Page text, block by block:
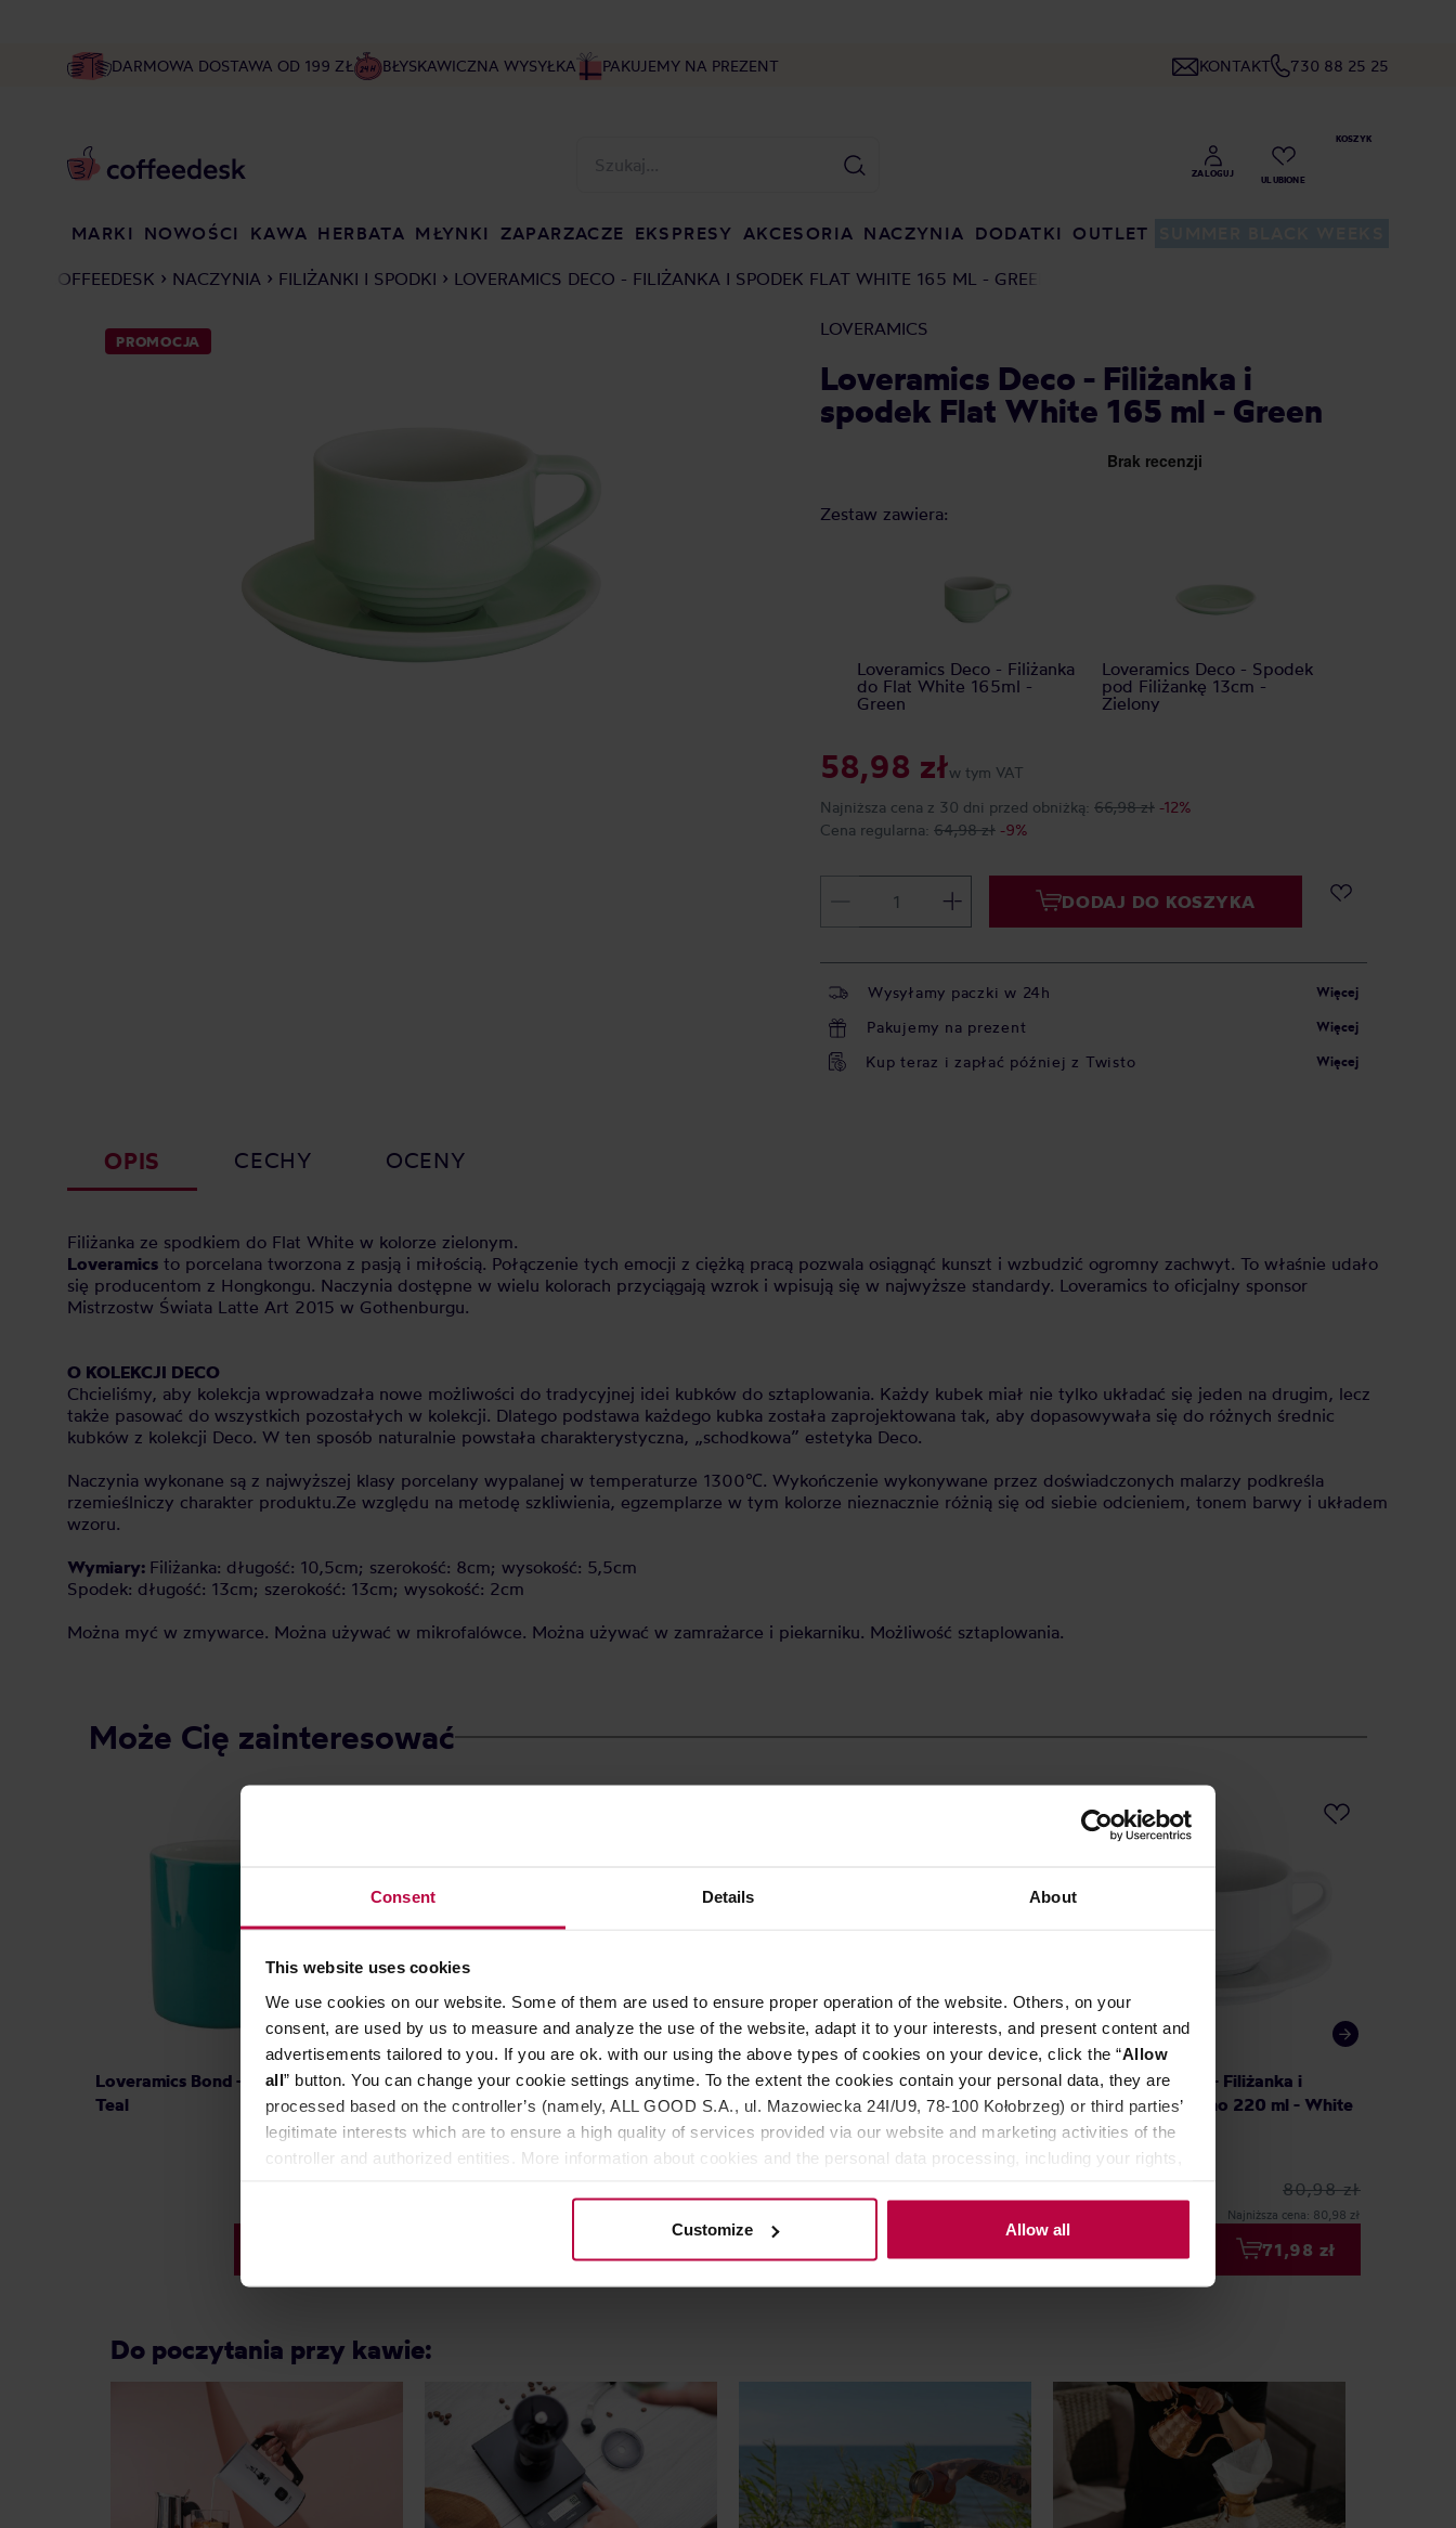
Consent Details About
This website uses cookies
We use cookies on our website. Some of them are used to ensure proper operation of the website. Others, on your
consent, are used by us to measure and analyze the use of the website, adapt it to your interests, and present content and
advertisements tailored to you. If you are ok. with our using the above types of cookies on your device, click the “Allow
all” button. You can change your cookie settings anytime. To the extent the cookies contain your personal data, they are
processed based on the controller’s (namely, ALL GOOD S.A., ul. Mazowiecka 24I/U9, 78-100 Kołobrzeg) or third parties’
legitimate interests which are to ensure a high quality of services provided via our website and marketing activities of the
controller and authorized entities. More information about cookies and the personal data processing, including your rights,
Customize Allow all
DARMOWA DOSTAWA OD 199 ZŁ BŁYSKAWICZNA WYSYŁKA PAKUJEMY NA PREZENT KONTAKT 730 88 25 25
MARKI NOWOŚCI KAWA HERBATA MŁYNKI ZAPARZACZE EKSPRESY AKCESORIA NACZYNIA DODATKI OUTLET
COFFEEDESK NACZYNIA FILIŻANKI I SPODKI LOVERAMICS DECO - FILIŻANKA I SPODEK FLAT WHITE 165 ML - GREEN
PROMOCJA
LOVERAMICS
Loveramics Deco - Filiżanka i
spodek Flat White 165 ml - Green
Zestaw zawiera:
Loveramics Deco - Filiżanka
do Flat White 165ml -
Green
Loveramics Deco - Spodek
pod Filiżankę 13cm -
Zielony
58,98 złw tym VAT
Najniższa cena z 30 dni przed obniżką: 66,98 zł -12%
Cena regularna: 64,98 zł -9%
DODAJ DO KOSZYKA
Wysyłamy paczki w 24h Więcej
Pakujemy na prezent Więcej
Kup teraz i zapłać później z Twisto Więcej
OPIS CECHY OCENY
Filiżanka ze spodkiem do Flat White w kolorze zielonym.
Loveramics to porcelana tworzona z pasją i miłością. Połączenie tych emocji z ciężką pracą pozwala osiągnąć kunszt i wzbudzić ogromny zachwyt. To właśnie udało
się producentom z Hongkongu. Naczynia dostępne w wielu kolorach przyciągają wzrok i wpisują się w najwyższe standardy. Loveramics to oficjalny sponsor
Mistrzostw Świata Latte Art 2015 w Gothenburgu.
O KOLEKCJI DECO
Chcieliśmy, aby kolekcja wprowadzała nowe możliwości do tradycyjnej idei kubków do sztaplowania. Każdy kubek miał nie tylko układać się jeden na drugim, lecz
także pasować do wszystkich pozostałych w kolekcji. Dlatego podstawa każdego kubka została zaprojektowana tak, aby dopasowywała się do różnych średnic
kubków z kolekcji Deco. W ten sposób naturalnie powstała charakterystyczna, „schodkowa” estetyka Deco.
Naczynia wykonane są z najwyższej klasy porcelany wypalanej w temperaturze 1300℃. Wykończenie wykonywane przez doświadczonych malarzy podkreśla
rzemieślniczy charakter produktu.Ze względu na metodę szkliwienia, egzemplarze w tym kolorze nieznacznie różnią się od siebie odcieniem, tonem barwy i układem
wzoru.
Wymiary: Filiżanka: długość: 10,5cm; szerokość: 8cm; wysokość: 5,5cm
Spodek: długość: 13cm; szerokość: 13cm; wysokość: 2cm
Można myć w zmywarce. Można używać w mikrofalówce. Można używać w zamrażarce i piekarniku. Możliwość sztaplowania.
Może Cię zainteresować
Loveramics Bond - Kubek 300 ml -
Teal
Egg Back Home - kubek New Party
Medium Cup 220 ml biały
Loveramics Egg - Filiżanka i spodek
Cappuccino 250 ml - Rose
PROMOCJA
Loveramics Deco - Filiżanka i
spodek Cappuccino 220 ml - White
80,98 zł
Najniższa cena: 80,98 zł
71,98 zł
Do poczytania przy kawie: